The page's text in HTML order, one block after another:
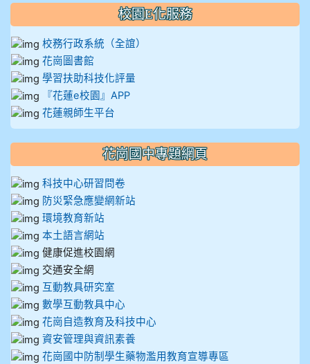
校園E化服務
校務行政系統（全誼）
花崗圖書館
學習扶助科技化評量
『花蓮e校園』APP
花蓮親師生平台
花崗國中專題網頁
科技中心研習問卷
防災緊急應變網新站
環境教育新站
本土語言網站
健康促進校園網
交通安全網
互動教具研究室
數學互動教具中心
花崗自造教育及科技中心
資安管理與資訊素養
花崗國中防制學生藥物濫用教育宣導專區